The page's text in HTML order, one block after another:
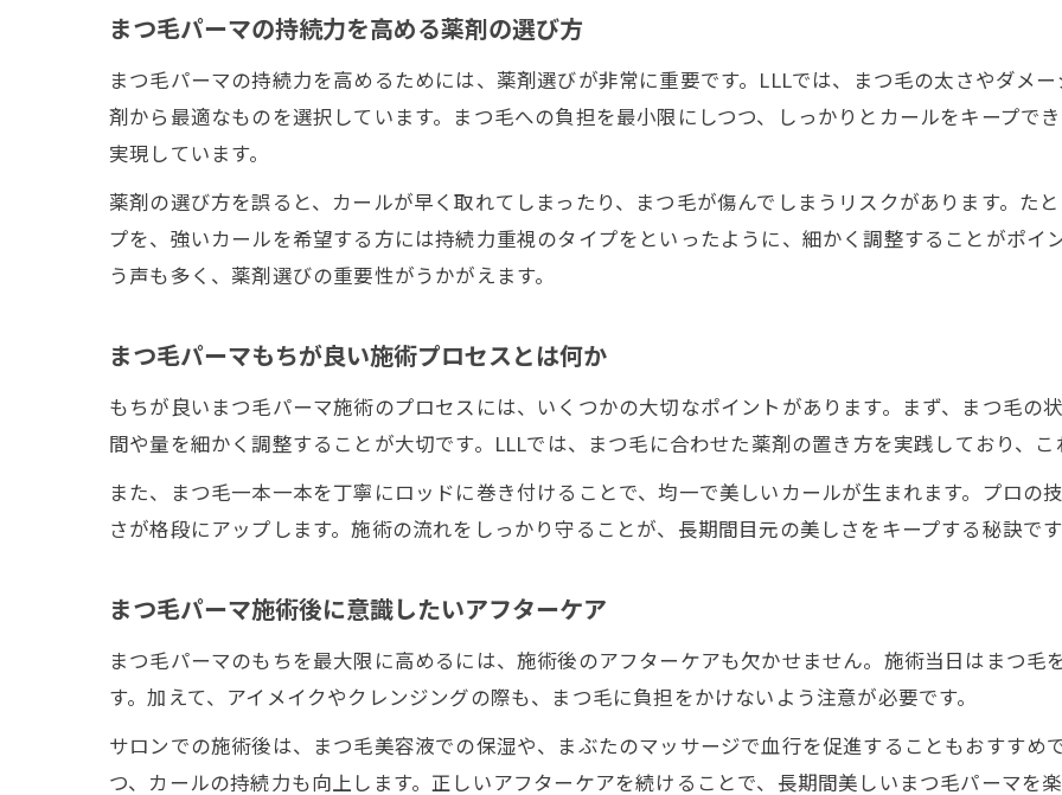
まつ毛パーマ持続に役立つ簡単お手入れ法
初めてでも安心のまつ毛パーマ徹底解説
まつ毛パーマの事前カウンセリングの重要性
まつ毛パーマで安心感を得るポイント解説
まつ毛パーマの持続力を高める薬剤の選び方
まつ毛パーマの持続力を高めるためには、薬剤選びが非常に重要です。LLLでは、まつ毛の太さやダメ
剤から最適なものを選択しています。まつ毛への負担を最小限にしつつ、しっかりとカールをキープで
実現しています。
薬剤の選び方を誤ると、カールが早く取れてしまったり、まつ毛が傷んでしまうリスクがあります。た
プを、強いカールを希望する方には持続力重視のタイプをといったように、細かく調整することがポイ
う声も多く、薬剤選びの重要性がうかがえます。
まつ毛パーマもちが良い施術プロセスとは何か
もちが良いまつ毛パーマ施術のプロセスには、いくつかの大切なポイントがあります。まず、まつ毛の
間や量を細かく調整することが大切です。LLLでは、まつ毛に合わせた薬剤の置き方を実践しており、
また、まつ毛一本一本を丁寧にロッドに巻き付けることで、均一で美しいカールが生まれます。プロの
さが格段にアップします。施術の流れをしっかり守ることが、長期間目元の美しさをキープする秘訣で
まつ毛パーマ施術後に意識したいアフターケア
まつ毛パーマのもちを最大限に高めるには、施術後のアフターケアも欠かせません。施術当日はまつ
す。加えて、アイメイクやクレンジングの際も、まつ毛に負担をかけないよう注意が必要です。
サロンでの施術後は、まつ毛美容液での保湿や、まぶたのマッサージで血行を促進することもおすすめ
つ、カールの持続力も向上します。正しいアフターケアを続けることで、長期間美しいまつ毛パーマを